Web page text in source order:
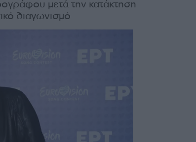
μετά την κατάκτηση
διαγωνισμό